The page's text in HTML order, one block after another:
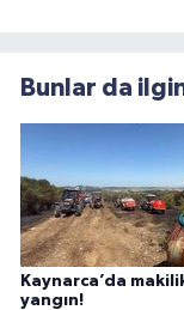
Bunlar da
Kaynarca’da
yangın!